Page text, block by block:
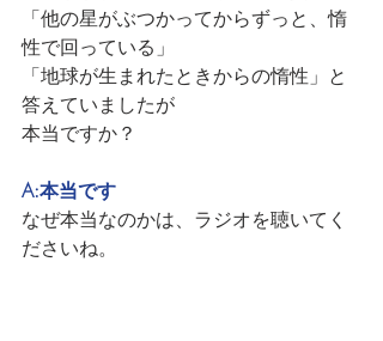
「他の星がぶつかってからずっと、惰
性で回っている」
「地球が生まれたときからの惰性」と
答えていましたが
本当ですか？
A:本当です
なぜ本当なのかは、ラジオを聴いてく
ださいね。